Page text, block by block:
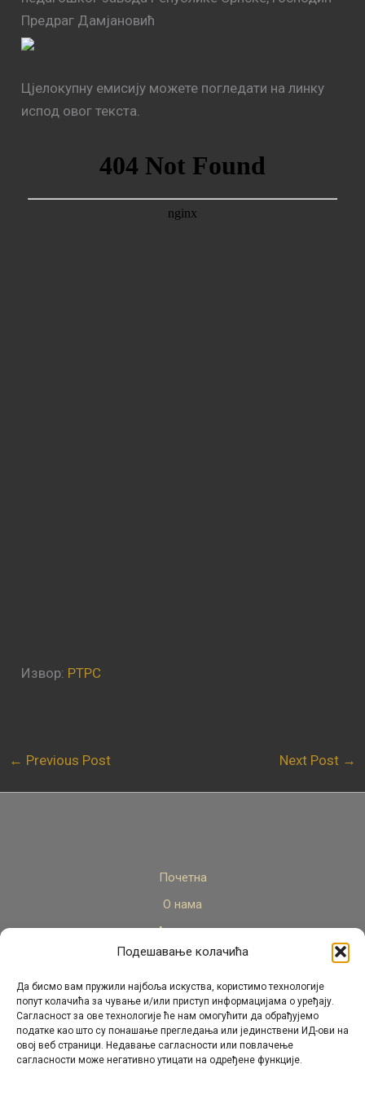
Подешавање колачића
Да бисмо вам пружили најбоља искуства, користимо технологије
попут колачића за чување и/или приступ информацијама о уређају.
Сагласност за ове технологије ће нам омогућити да обрађујемо
податке као што су понашање прегледања или јединствени ИД-ови на
овој веб страници. Недавање сагласности или повлачење
сагласности може негативно утицати на одређене функције.
Предраг Дамјановић
Цјелокупну емисију можете погледати на линку
испод овог текста.
Извор: РТРС
← Previous Post Next Post →
Почетна
О нама
Актуелно
Стручни кадар
Пројекти
Архива
Контакт